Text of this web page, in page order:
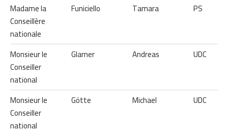
Madame la
Conseillère
nationale
Funiciello Tamara PS
Monsieur le
Conseiller
national
Glarner Andreas UDC
Monsieur le
Conseiller
national
Götte Michael UDC